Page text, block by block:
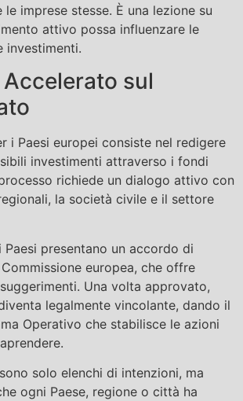
imprese stesse. È una lezione su
attivo possa influenzare le
investimenti.
sul
i Paesi europei consiste nel redigere
investimenti attraverso i fondi
richiede un dialogo attivo con
la società civile e il settore
presentano un accordo di
europea, che offre
Una volta approvato,
legalmente vincolante, dando il
Operativo che stabilisce le azioni
solo elenchi di intenzioni, ma
ogni Paese, regione o città ha